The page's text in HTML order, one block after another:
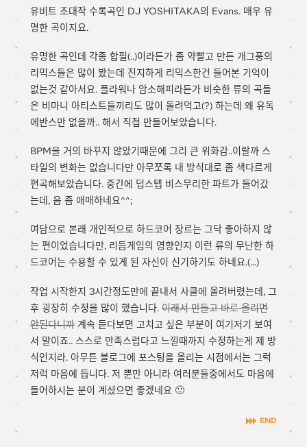
유비트 초대작 수록곡인 DJ YOSHITAKA의 Evans. 매우 유
명한 곡이지요.
유명한 곡인데 각종 합필(..)이라든가 좀 약빨고 만든 개그풍의
리믹스들은 많이 봤는데 진지하게 리믹스한건 들어본 기억이
없는것 같아서요. 플라워나 암소해피라든가 비슷한 류의 곡들
은 비마니 아티스트들끼리도 많이 돌려먹고(?) 하는데 왜 유독
에반스만 없을까.. 해서 직접 만들어보았습니다.
BPM을 거의 바꾸지 않았기때문에 그리 큰 위화감..이랄까 스
타일의 변화는 없습니다만 아무쪼록 내 방식대로 좀 색다르게
편곡해보았습니다. 중간에 덥스텝 비스무리한 파트가 들어갔
는데, 음 좀 애매하네요^^;
여담으로 본래 개인적으로 하드코어 장르는 그닥 좋아하지 않
는 편이었습니다만, 리듬게임의 영향인지 이런 류의 무난한 하
드코어는 수용할 수 있게 된 자신이 신기하기도 하네요.(…)
작업 시작한지 3시간정도만에 끝내서 사클에 올려버렸는데, 그
후 굉장히 수정을 많이 했습니다. 이래서 만들고 바로 올리면
안된다니까 계속 듣다보면 고치고 싶은 부분이 여기저기 보여
서 말이죠.. 스스로 만족스럽다고 느낄때까지 수정하는게 제 방
식인지라. 아무튼 블로그에 포스팅을 올리는 시점에서는 그럭
저럭 마음에 듭니다. 저 뿐만 아니라 여러분들중에서도 마음에
들어하시는 분이 계셨으면 좋겠네요 🙂